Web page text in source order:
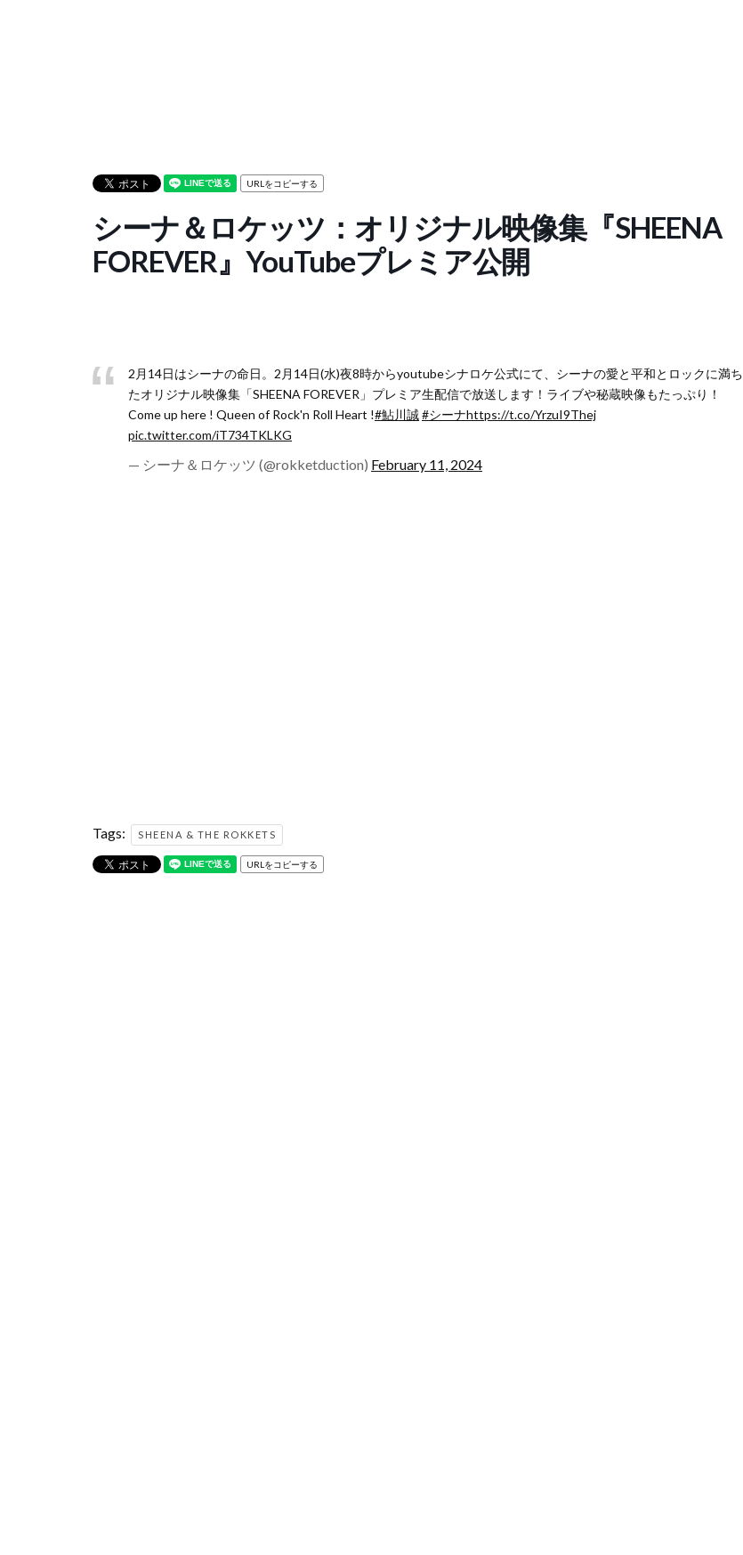
URLをコピーする
シーナ＆ロケッツ：オリジナル映像集『SHEENA
FOREVER』YouTubeプレミア公開
2月14日はシーナの命日。2月14日(水)夜8時からyoutubeシナロケ公式にて、シーナの愛と平和とロックに満ち
たオリジナル映像集「SHEENA FOREVER」プレミア生配信で放送します！ライブや秘蔵映像もたっぷり！
Come up here ! Queen of Rock'n Roll Heart !#鮎川誠#シーナhttps://t.co/YrzuI9Thej
pic.twitter.com/iT734TKLKG
— シーナ＆ロケッツ (@rokketduction) February 11, 2024
Tags: SHEENA & THE ROKKETS
URLをコピーする